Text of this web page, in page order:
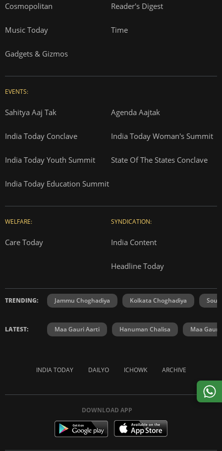
Cosmopolitan Reader's Digest
Music Today Time
Gadgets & Gizmos
EVENTS:
Sahitya Aaj Tak Agenda Aajtak
India Today Conclave India Today Woman's Summit
India Today Youth Summit State Of The States Conclave
India Today Education Summit
WELFARE:
Care Today
SYNDICATION:
India Content
Headline Today
TRENDING: Jammu Choghadiya Kolkata Choghadiya
LATEST: Maa Gauri Aarti Hanuman Chalisa Maa Gauri
INDIA TODAY DAILYO ICHOWK ARCHIVE
DOWNLOAD APP